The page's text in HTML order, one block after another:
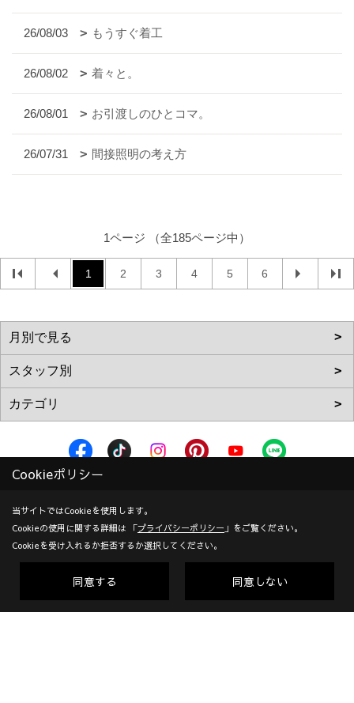
26/08/03 もうすぐ着工
26/08/02 着々と。
26/08/01 お引渡しのひとコマ。
26/07/31 間接照明の考え方
1ページ （全185ページ中）
1 2 3 4 5 6
株式会社加度商
〒722-0026
広島県尾道市栗原西2丁目3-15
地図
＜営業時間＞9:00～18:00
＜定休日＞年末年始、GW、夏期他
Cookieポリシー
当サイトではCookieを使用します。
Cookieの使用に関する詳細は 「プライバシーポリシー 」をご覧ください。
Cookieを受け入れるか拒否するか選択してください。
同意する 同意しない